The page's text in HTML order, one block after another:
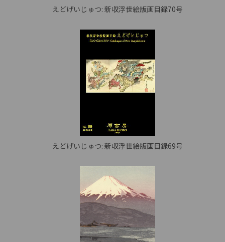
えどげいじゅつ: 新収浮世絵版画目録70号
えどげいじゅつ: 新収浮世絵版画目録69号